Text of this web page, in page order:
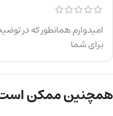
امیدوارم همانطور که در
برای شما
همچنین ممکن